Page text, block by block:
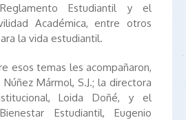
Estudiantil y el
Académica, entre otros
la vida estudiantil.
esos temas les acompañaron,
Núñez Mármol, S.J.; la directora
Loida Doñé, y el
Estudiantil, Eugenio